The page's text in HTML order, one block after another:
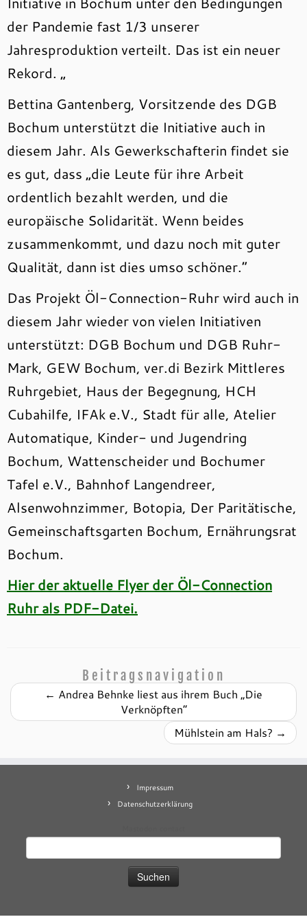
der Pandemie fast 1/3 unserer
Jahresproduktion verteilt. Das ist ein neuer
Rekord. „
Bettina Gantenberg, Vorsitzende des DGB
Bochum unterstützt die Initiative auch in
diesem Jahr. Als Gewerkschafterin findet sie
es gut, dass „die Leute für ihre Arbeit
ordentlich bezahlt werden, und die
europäische Solidarität. Wenn beides
zusammenkommt, und dazu noch mit guter
Qualität, dann ist dies umso schöner.“
Das Projekt Öl-Connection-Ruhr wird auch in
diesem Jahr wieder von vielen Initiativen
unterstützt: DGB Bochum und DGB Ruhr-
Mark, GEW Bochum, ver.di Bezirk Mittleres
Ruhrgebiet, Haus der Begegnung, HCH
Cubahilfe, IFAk e.V., Stadt für alle, Atelier
Automatique, Kinder- und Jugendring
Bochum, Wattenscheider und Bochumer
Tafel e.V., Bahnhof Langendreer,
Alsenwohnzimmer, Botopia, Der Paritätische,
Gemeinschaftsgarten Bochum, Ernährungsrat
Bochum.
Hier der aktuelle Flyer der Öl-Connection
Ruhr als PDF-Datei.
Beitragsnavigation
← Andrea Behnke liest aus ihrem Buch „Die
Verknöpften“
Mühlstein am Hals? →
Impressum
Datenschutzerklärung